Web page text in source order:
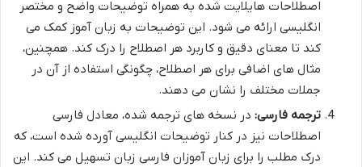
اصطلاحات هایلایت شده به همراه توضیحات واضح و مختصر
انگلیسی ارائه می شود. این توضیحات به زبان آموز کمک می
کند تا معنای دقیق و کاربرد هر اصطلاح را درک کند. همچنین،
مثال های اضافی برای هر اصطلاح، چگونگی استفاده از آن در
جملات مختلف را نشان می دهند.
ترجمه فارسی: در نسخه های ترجمه شده، معادل فارسی
اصطلاحات نیز در کنار توضیحات انگلیسی آورده شده است، که
درک مطلب را برای زبان آموزان فارسی زبان تسهیل می کند. این